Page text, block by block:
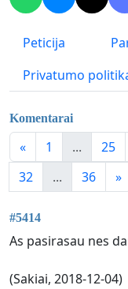
Peticija
Privatumo
Komentarai
« 1 ... 25
32
... 36 »
#5414
As pasirasau nes
(Sakiai, 2018-12-04)